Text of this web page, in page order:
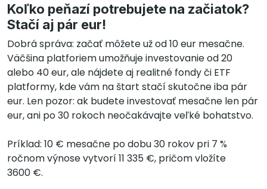
Koľko peňazí potrebujete na začiatok?
Stačí aj pár eur!
Dobrá správa: začať môžete už od 10 eur mesačne.
Väčšina platforiem umožňuje investovanie od 20
alebo 40 eur, ale nájdete aj realitné fondy či ETF
platformy, kde vám na štart stačí skutočne iba pár
eur. Len pozor: ak budete investovať mesačne len pár
eur, ani po 30 rokoch neočakávajte veľké bohatstvo.
Príklad: 10 € mesačne po dobu 30 rokov pri 7 %
ročnom výnose vytvorí 11 335 €, pričom vložíte
3600 €.